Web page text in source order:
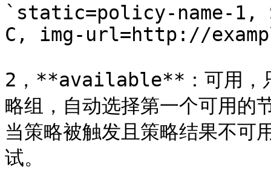
`static=policy-name-1,
C, img-url=http://
2，**available**：可用，只
略组，自动选择第一个可用
当策略被触发且策略结果不
试。